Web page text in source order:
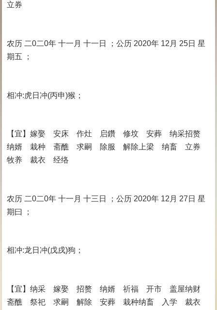
立券
农历 二0二0年 十一月 十一日 ；公历 2020年 12月 25日 星
期五 ；
相冲:虎日冲(丙申)猴；
【宜】嫁娶 安床 作灶 启鑽 修坟 安葬 纳采招赘
纳婿 栽种 斋醮 求嗣 除服 解除上梁 纳畜 立券
牧养 裁衣 经络
农历 二0二0年 十一月 十三日 ；公历 2020年 12月 27日 星
期曰 ；
相冲:龙日冲(戊戌)狗；
【宜】纳采 嫁娶 招赘 纳婿 祈福 开市 盖屋纳财
斋醮 祭祀 求嗣 解除 安葬 栽种纳畜 入学 裁衣